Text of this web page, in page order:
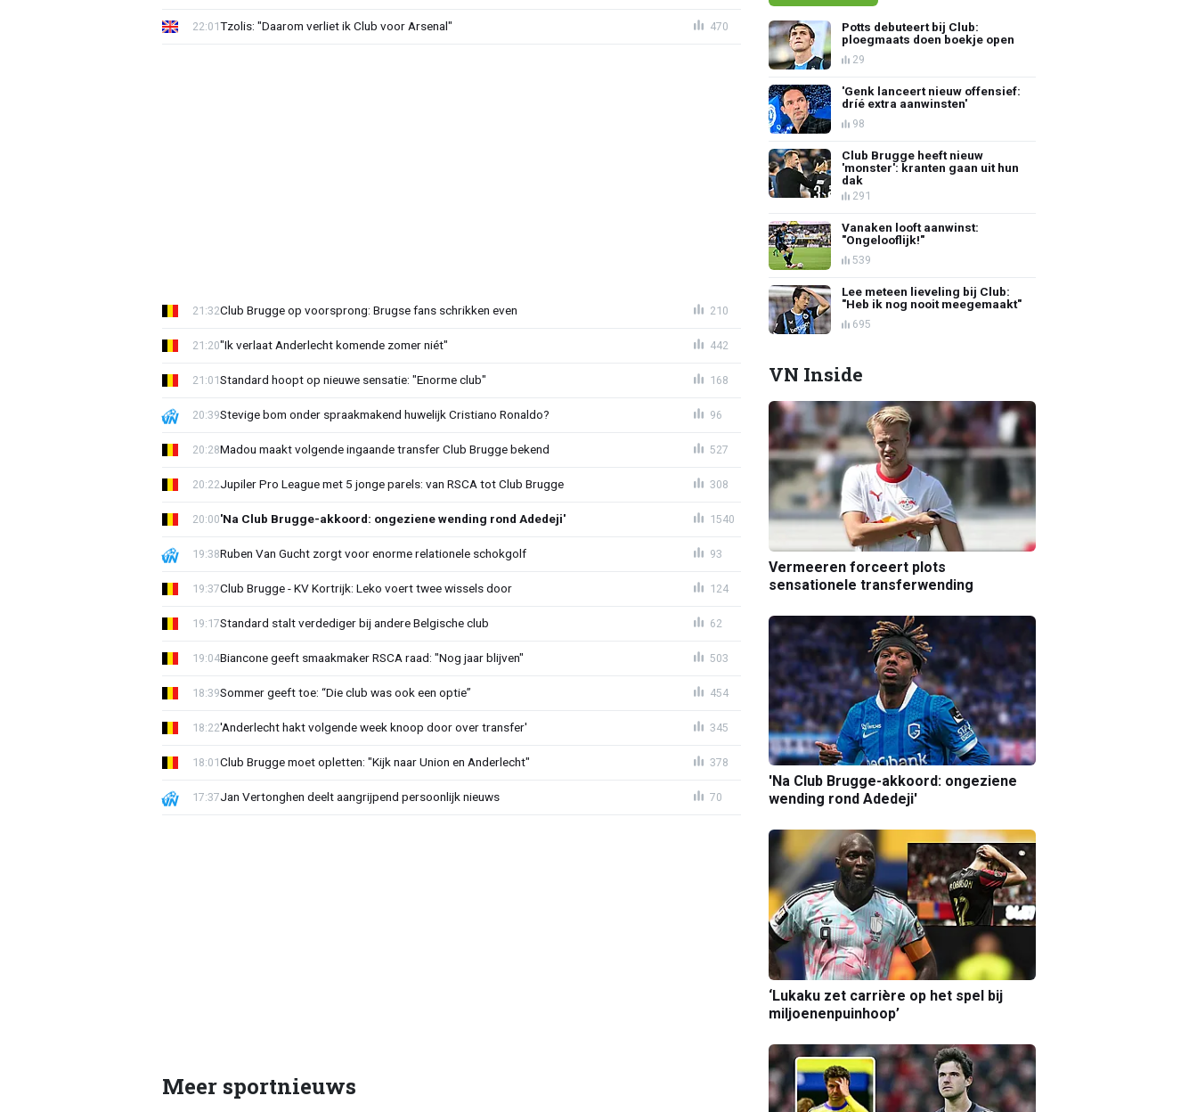
Tzolis: "Daarom verliet ik Club voor Arsenal"
22:01 470
Club Brugge op voorsprong: Brugse fans schrikken even
21:32 210
"Ik verlaat Anderlecht komende zomer niét"
21:20 442
Standard hoopt op nieuwe sensatie: "Enorme club"
21:01 168
Stevige bom onder spraakmakend huwelijk Cristiano Ronaldo?
20:39 96
Madou maakt volgende ingaande transfer Club Brugge bekend
20:28 527
Jupiler Pro League met 5 jonge parels: van RSCA tot Club Brugge
20:22 308
'Na Club Brugge-akkoord: ongeziene wending rond Adedeji'
20:00 1540
Ruben Van Gucht zorgt voor enorme relationele schokgolf
19:38 93
Club Brugge - KV Kortrijk: Leko voert twee wissels door
19:37 124
Standard stalt verdediger bij andere Belgische club
19:17 62
Biancone geeft smaakmaker RSCA raad: "Nog jaar blijven"
19:04 503
Sommer geeft toe: “Die club was ook een optie”
18:39 454
'Anderlecht hakt volgende week knoop door over transfer'
18:22 345
Club Brugge moet opletten: "Kijk naar Union en Anderlecht"
18:01 378
Jan Vertonghen deelt aangrijpend persoonlijk nieuws
17:37 70
Meer sportnieuws
Potts debuteert bij Club:
ploegmaats doen boekje open
29
'Genk lanceert nieuw offensief:
dríé extra aanwinsten'
98
Club Brugge heeft nieuw
'monster': kranten gaan uit hun
dak
291
Vanaken looft aanwinst:
"Ongelooflijk!"
539
Lee meteen lieveling bij Club:
"Heb ik nog nooit meegemaakt"
695
VN Inside
Vermeeren forceert plots
sensationele transferwending
'Na Club Brugge-akkoord: ongeziene
wending rond Adedeji'
‘Lukaku zet carrière op het spel bij
miljoenenpuinhoop’